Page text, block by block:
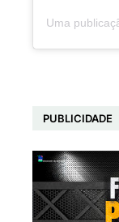
PUBLICIDADE